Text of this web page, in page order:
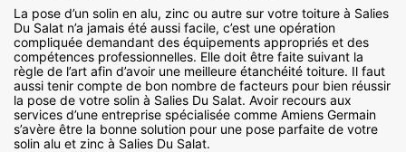
La pose d’un solin en alu, zinc ou autre sur votre toiture à Salies
Du Salat n’a jamais été aussi facile, c’est une opération
compliquée demandant des équipements appropriés et des
compétences professionnelles. Elle doit être faite suivant la
règle de l’art afin d’avoir une meilleure étanchéité toiture. Il faut
aussi tenir compte de bon nombre de facteurs pour bien réussir
la pose de votre solin à Salies Du Salat. Avoir recours aux
services d’une entreprise spécialisée comme Amiens Germain
s’avère être la bonne solution pour une pose parfaite de votre
solin alu et zinc à Salies Du Salat.